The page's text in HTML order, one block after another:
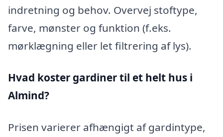
indretning og behov. Overvej stoftype,
farve, mønster og funktion (f.eks.
mørklægning eller let filtrering af lys).
Hvad koster gardiner til et helt hus i
Almind?
Prisen varierer afhængigt af gardintype,